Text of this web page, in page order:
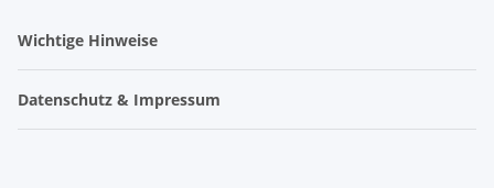
Wichtige Hinweise
Datenschutz & Impressum